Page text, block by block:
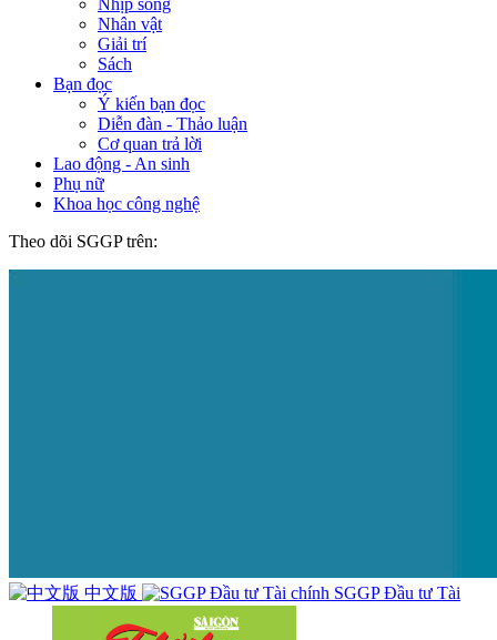
Nhân vật
Giải trí
Sách
Bạn đọc
Ý kiến bạn đọc
Diễn đàn - Thảo luận
Cơ quan trả lời
Lao động - An sinh
Phụ nữ
Khoa học công nghệ
Theo dõi SGGP trên:
中文版 SGGP Đầu tư Tài